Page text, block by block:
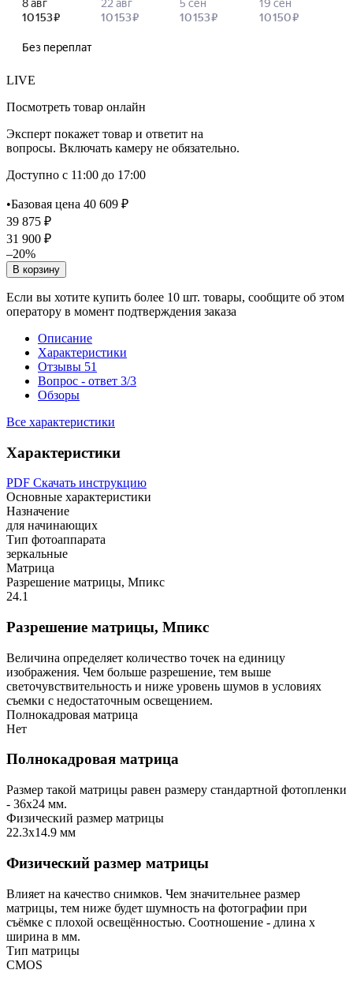
LIVE
Посмотреть товар онлайн
Эксперт покажет товар и ответит на
вопросы. Включать камеру не обязательно.
Доступно с 11:00 до 17:00
•Базовая цена 40 609 ₽
39 875 ₽
31 900 ₽
–20%
В корзину
Если вы хотите купить более 10 шт. товары, сообщите об этом
оператору в момент подтверждения заказа
Описание
Характеристики
Отзывы 51
Вопрос - ответ 3/3
Обзоры
Все характеристики
Характеристики
PDF Скачать инструкцию
Основные характеристики
Назначение
для начинающих
Тип фотоаппарата
зеркальные
Матрица
Разрешение матрицы, Мпикс
24.1
Разрешение матрицы, Мпикс
Величина определяет количество точек на единицу
изображения. Чем больше разрешение, тем выше
светочувствительность и ниже уровень шумов в условиях
съемки с недостаточным освещением.
Полнокадровая матрица
Нет
Полнокадровая матрица
Размер такой матрицы равен размеру стандартной фотопленки
- 36х24 мм.
Физический размер матрицы
22.3х14.9 мм
Физический размер матрицы
Влияет на качество снимков. Чем значительнее размер
матрицы, тем ниже будет шумность на фотографии при
съёмке с плохой освещённостью. Соотношение - длина х
ширина в мм.
Тип матрицы
CMOS